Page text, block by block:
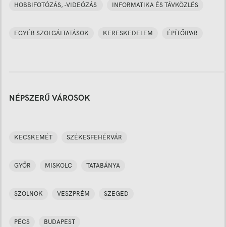
HOBBIFOTÓZÁS, -VIDEÓZÁS INFORMATIKA ÉS TÁVKÖZLÉS
EGYÉB SZOLGÁLTATÁSOK KERESKEDELEM ÉPÍTŐIPAR
NÉPSZERŰ VÁROSOK
KECSKEMÉT SZÉKESFEHÉRVÁR
GYŐR MISKOLC TATABÁNYA
SZOLNOK VESZPRÉM SZEGED
PÉCS BUDAPEST